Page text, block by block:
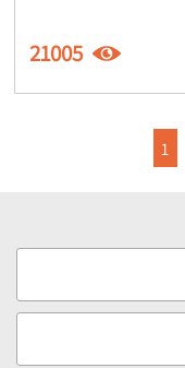
21005
1